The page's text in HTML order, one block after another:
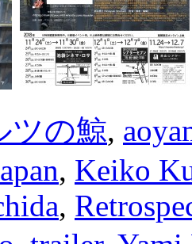
ツの鯨,
, Keiko
,